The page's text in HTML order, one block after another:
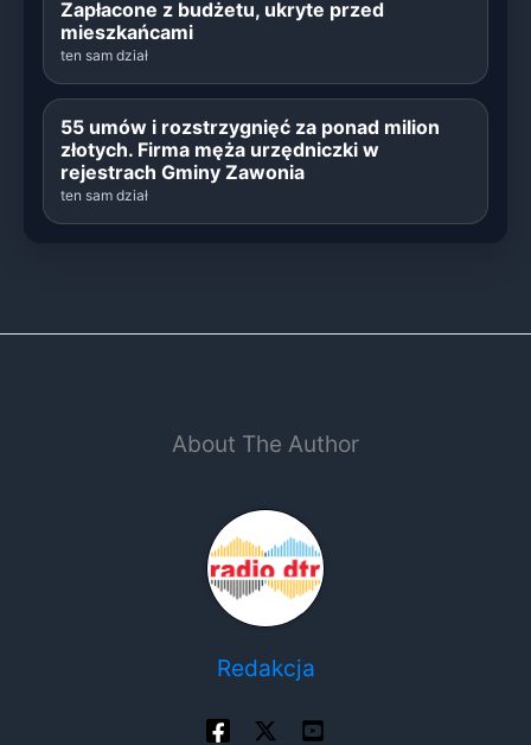
Zapłacone z budżetu, ukryte przed
mieszkańcami
ten sam dział
55 umów i rozstrzygnięć za ponad milion
złotych. Firma męża urzędniczki w
rejestrach Gminy Zawonia
ten sam dział
About The Author
Redakcja